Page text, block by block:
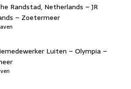
Randstad, Netherlands – JR
– Zoetermeer
Luiten – Olympia –